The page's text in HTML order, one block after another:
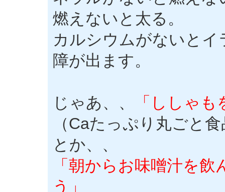
燃えないと太る。
カルシウムがないと
障が出ます。
じゃあ、、
「ししゃ
（Caたっぷり丸ごと
とか、、
「朝からお味噌汁を
う」